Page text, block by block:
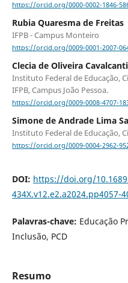
https://orcid.org/0000-0002-1846-
Rubia Quaresma de Freitas
IFPB - Campus Monteiro
https://orcid.org/0009-0001-2007-
Clecia de Oliveira
Instituto Federal de Educação,
IFPB, Campus João Pessoa.
https://orcid.org/0009-0008-4707-
Simone de Andrade Lima
Instituto Federal de Educação,
https://orcid.org/0009-0004-2962-
DOI: https://doi.org/
434X.v12.e2.a2024.pp4057-
Palavras-chave: Educação
Inclusão, PCD
Resumo